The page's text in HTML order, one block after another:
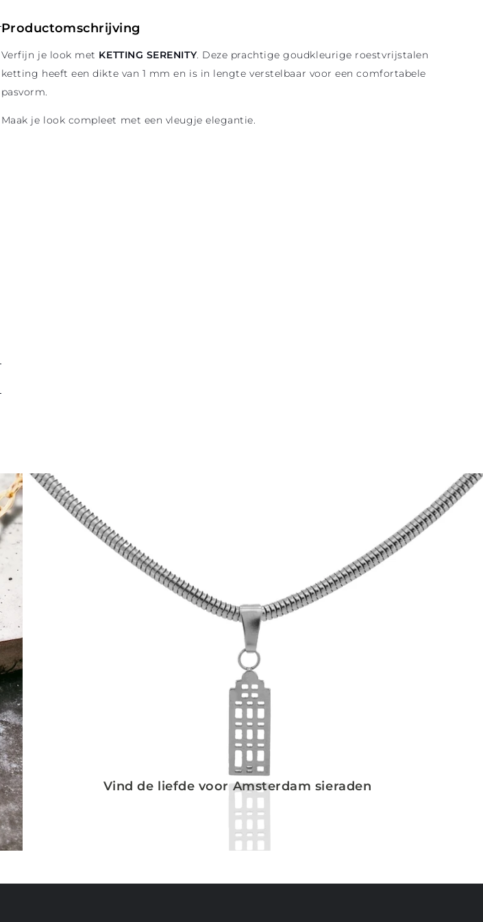
Productomschrijving
Verfijn je look met KETTING SERENITY. Deze prachtige goudkleurige roestvrijstalen
ketting heeft een dikte van 1 mm en is in lengte verstelbaar voor een comfortabele
pasvorm.
Maak je look compleet met een vleugje elegantie.
Vind de liefde voor Amsterdam sieraden